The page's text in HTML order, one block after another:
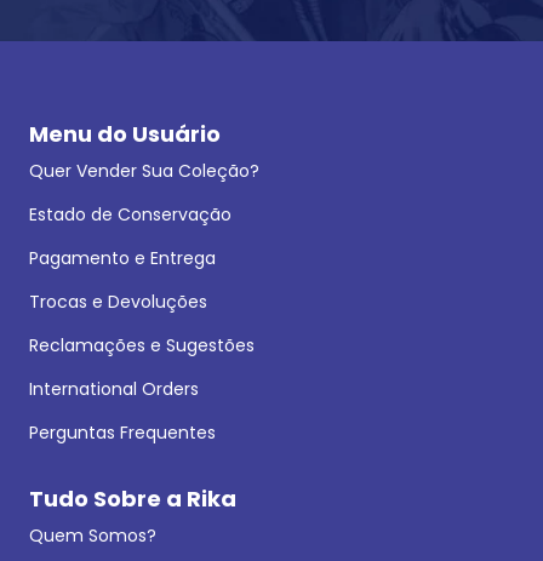
Menu do Usuário
Quer Vender Sua Coleção?
Estado de Conservação
Pagamento e Entrega
Trocas e Devoluções
Reclamações e Sugestões
International Orders
Perguntas Frequentes
Tudo Sobre a Rika
Quem Somos?